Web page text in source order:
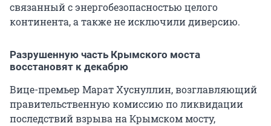
связанный с энергобезопасностью целого
континента, а также не исключили диверсию.
Разрушенную часть Крымского моста
восстановят к декабрю
Вице-премьер Марат Хуснуллин, возглавляющий
правительственную комиссию по ликвидации
последствий взрыва на Крымском мосту,